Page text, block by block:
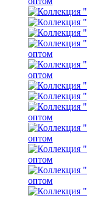
оптом
оптом
оптом
оптом
оптом
оптом